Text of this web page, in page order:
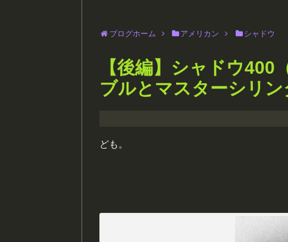
ブログホーム アメリカン シャドウ
【後編】シャドウ
ブルとマスターシリン
ども。